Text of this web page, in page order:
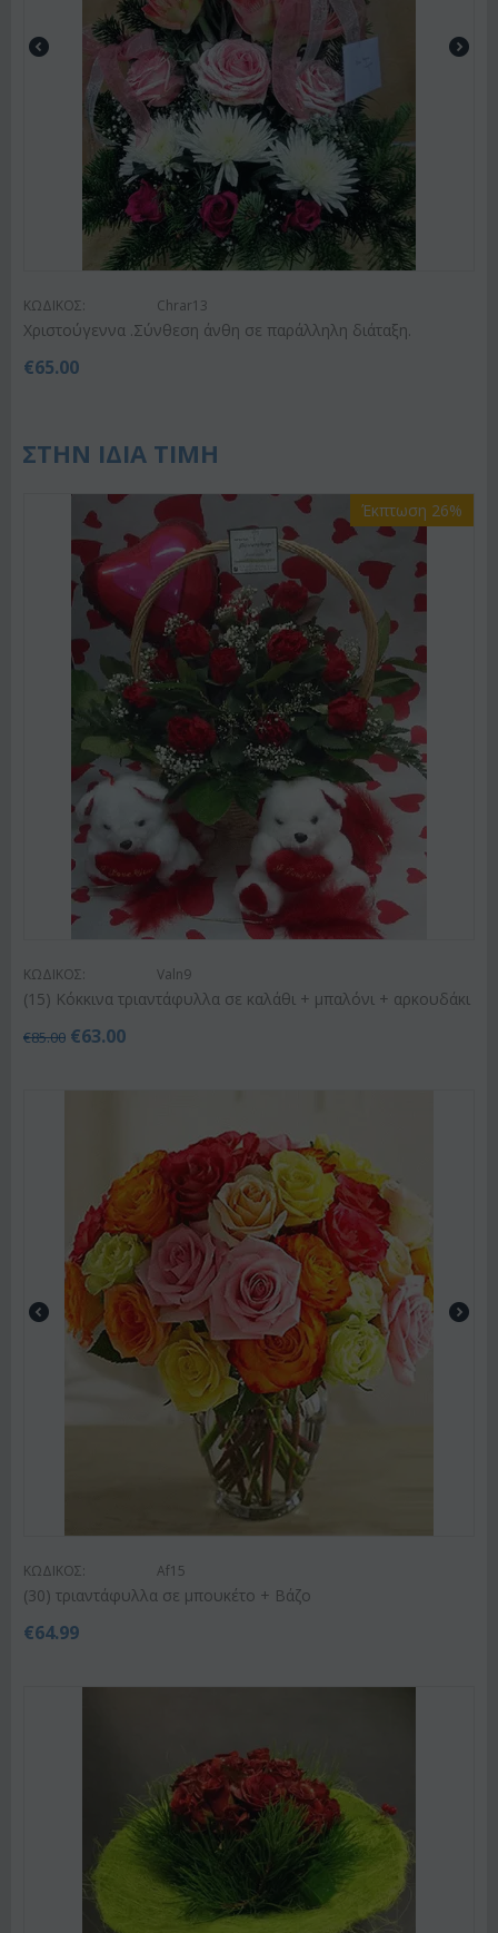
ΚΩΔΙΚΟΣ: Chrar13
Χριστούγεννα .Σύνθεση άνθη σε παράλληλη διάταξη.
€65.00
ΣΤΗΝ ΙΔΙΑ ΤΙΜΗ
Έκπτωση 26%
ΚΩΔΙΚΟΣ: Valn9
(15) Κόκκινα τριαντάφυλλα σε καλάθι + μπαλόνι + αρκουδάκι
€85.00 €63.00
ΚΩΔΙΚΟΣ: Af15
(30) τριαντάφυλλα σε μπουκέτο + Βάζο
€64.99